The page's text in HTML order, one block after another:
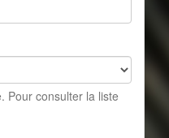
Pour consulter la liste